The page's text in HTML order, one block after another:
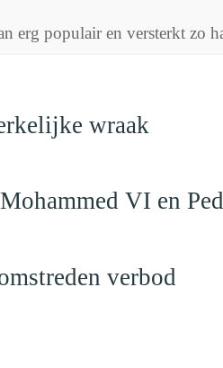
erg populair en versterkt zo
wraak
VI en
verbod